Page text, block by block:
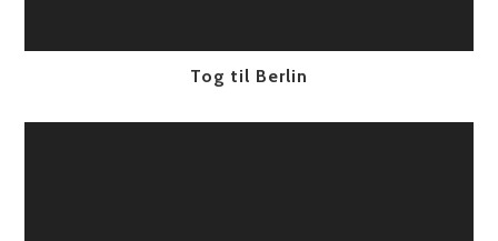
Tog til Berlin